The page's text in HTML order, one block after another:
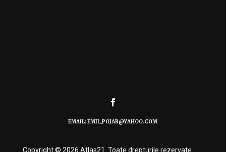
EMAIL: EMIL_POJAR@YAHOO.COM
Copyright © 2026 Atlas21. Toate drepturile rezervate.